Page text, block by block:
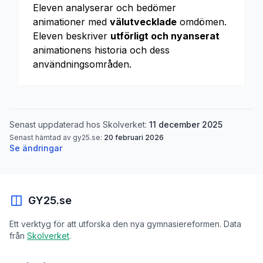
Eleven analyserar och bedömer
animationer med välutvecklade omdömen.
Eleven beskriver utförligt och nyanserat
animationens historia och dess
användningsområden.
Senast uppdaterad hos Skolverket: 11 december 2025
Senast hämtad av gy25.se: 20 februari 2026
Se ändringar
GY25.se
Ett verktyg för att utforska den nya gymnasiereformen. Data
från Skolverket.